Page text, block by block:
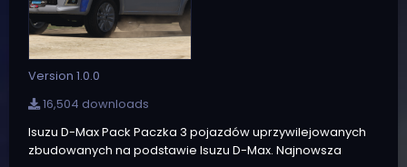
Version 1.0.0
16,504 downloads
Isuzu D-Max Pack Paczka 3 pojazdów uprzywilejowanych
zbudowanych na podstawie Isuzu D-Max. Najnowsza